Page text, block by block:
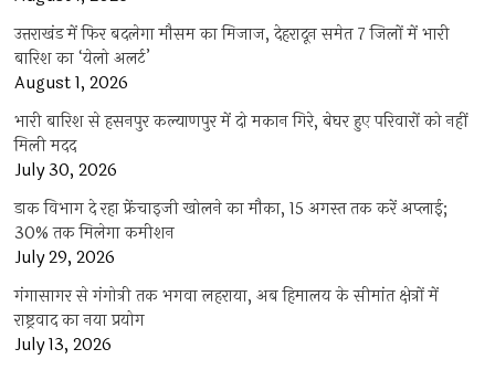
उत्तराखंड में फिर बदलेगा मौसम का मिजाज, देहरादून समेत 7 जिलों में भारी
बारिश का ‘येलो अलर्ट’
August 1, 2026
भारी बारिश से हसनपुर कल्याणपुर में दो मकान गिरे, बेघर हुए परिवारों को नहीं
मिली मदद
July 30, 2026
डाक विभाग दे रहा फ्रेंचाइजी खोलने का मौका, 15 अगस्त तक करें अप्लाई;
30% तक मिलेगा कमीशन
July 29, 2026
गंगासागर से गंगोत्री तक भगवा लहराया, अब हिमालय के सीमांत क्षेत्रों में
राष्ट्रवाद का नया प्रयोग
July 13, 2026